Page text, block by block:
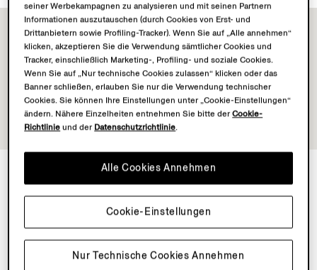
NEWSLETTER
Abonnieren Sie unseren Newsletter, um exklusive
Inhalte, Dienste und frühen Zugang zu neuen Produkten
zu erhalten.
seiner Werbekampagnen zu analysieren und mit seinen Partnern
Informationen auszutauschen (durch Cookies von Erst- und
Drittanbietern sowie Profiling-Tracker). Wenn Sie auf „Alle annehmen“
klicken, akzeptieren Sie die Verwendung sämtlicher Cookies und
Tracker, einschließlich Marketing-, Profiling- und soziale Cookies.
Wenn Sie auf „Nur technische Cookies zulassen“ klicken oder das
Banner schließen, erlauben Sie nur die Verwendung technischer
Cookies. Sie können Ihre Einstellungen unter „Cookie-Einstellungen“
ändern. Nähere Einzelheiten entnehmen Sie bitte derCookie-
Richtlinie und der Datenschutzrichtlinie.
Nur Technische Cookies Annehmen
Alle Cookies Annehmen
Cookie-Einstellungen